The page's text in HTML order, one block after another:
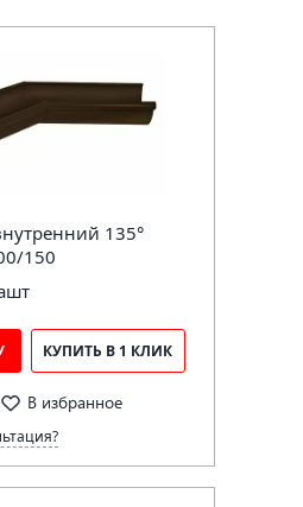
135°
150
шт
КУПИТЬ В 1 КЛИК
В избранное